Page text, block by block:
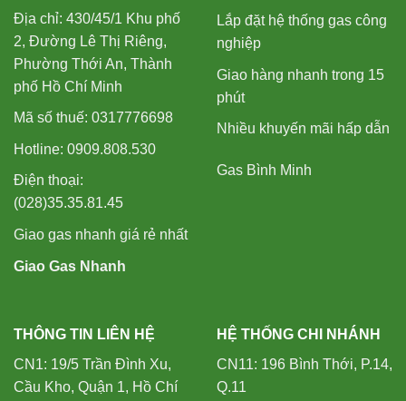
Địa chỉ: 430/45/1 Khu phố
2, Đường Lê Thị Riêng,
Phường Thới An, Thành
phố Hồ Chí Minh
Mã số thuế: 0317776698
Hotline: 0909.808.530
Điện thoại:
(028)35.35.81.45
Giao gas nhanh giá rẻ nhất
Giao Gas Nhanh
Lắp đặt hệ thống gas công
nghiệp
Giao hàng nhanh trong 15
phút
Nhiều khuyến mãi hấp dẫn
Gas Bình Minh
THÔNG TIN LIÊN HỆ
CN1: 19/5 Trần Đình Xu,
Cầu Kho, Quận 1, Hồ Chí
HỆ THỐNG CHI NHÁNH
CN11: 196 Bình Thới, P.14,
Q.11